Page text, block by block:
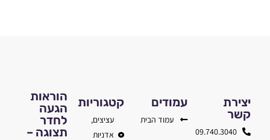
הוראות
הגעה
לחדר
תצוגה –
קטגוריות
עציצים,
אדניות
עמודים
עמוד הבית
יצירת
קשר
09.740.3040